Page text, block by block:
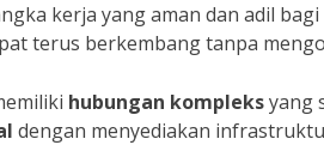
kerja yang aman dan adil
terus berkembang tanpa
hubungan kompleksyang
dengan menyediakan